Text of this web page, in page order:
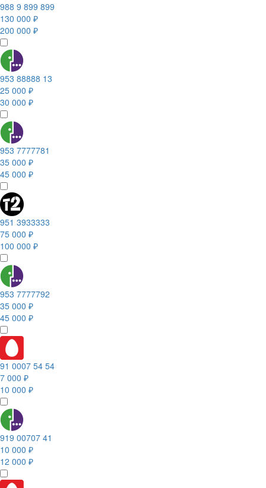
988 9 899 899
130 000 ₽
200 000 ₽
953 88888 13
25 000 ₽
30 000 ₽
953 7777781
35 000 ₽
45 000 ₽
951 3933333
75 000 ₽
100 000 ₽
953 7777792
35 000 ₽
45 000 ₽
91 0007 54 54
7 000 ₽
10 000 ₽
919 00707 41
10 000 ₽
12 000 ₽